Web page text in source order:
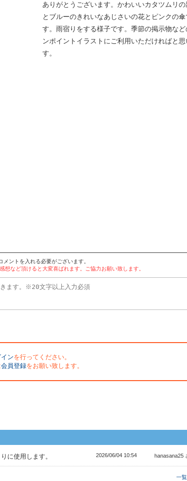
ありがとうございます。かわいいカタツムリの
とブルーのきれいなあじさいの花とピンクの傘
す。雨宿りをする様子です。季節の掲示物など
ンポイントイラストにご利用いただければと思
す。
メントを入れる必要がございます。
など頂けると大変喜ばれます。ご協力お願い致します。
ンを行ってください。
会員登録をお願い致します。
に使用します。 2026/06/04 10:54 hanasana25
一